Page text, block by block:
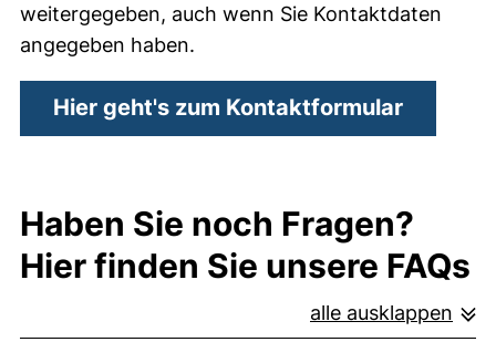
weitergegeben, auch wenn Sie Kontaktdaten
angegeben haben.
Hier geht's zum Kontaktformular
Haben Sie noch Fragen?
Hier finden Sie unsere FAQs
alle ausklappen